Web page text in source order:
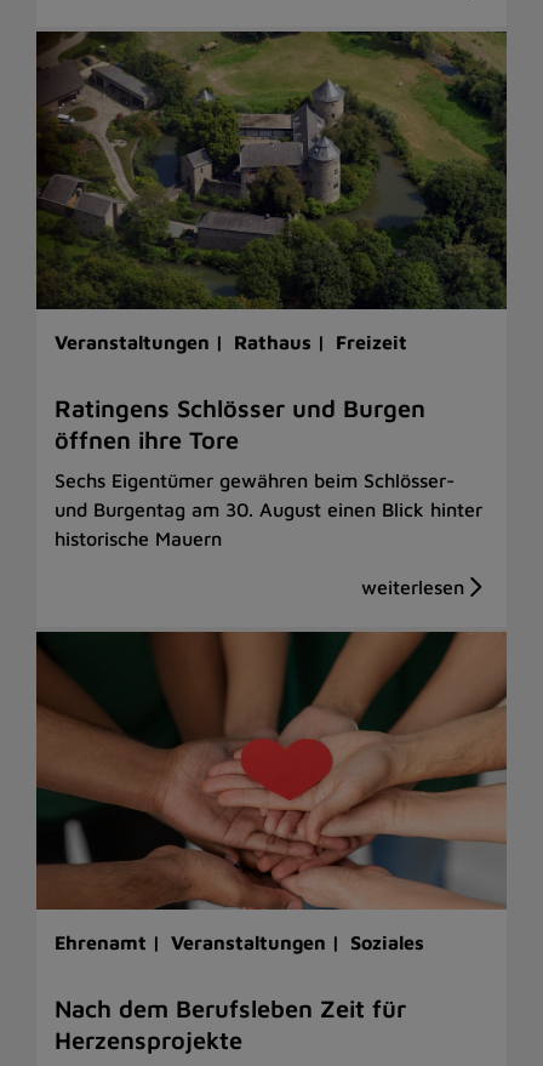
Veranstaltungen | Rathaus | Freizeit
Ratingens Schlösser und Burgen
öffnen ihre Tore
Sechs Eigentümer gewähren beim Schlösser-
und Burgentag am 30. August einen Blick hinter
historische Mauern
Ehrenamt | Veranstaltungen | Soziales
Nach dem Berufsleben Zeit für
Herzensprojekte